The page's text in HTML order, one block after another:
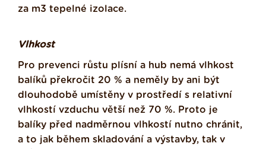
za m3 tepelné izolace.
Vlhkost
Pro prevenci růstu plísní a hub nemá vlhkost
balíků překročit 20 % a neměly by ani být
dlouhodobě umístěny v prostředí s relativní
vlhkostí vzduchu větší než 70 %. Proto je
balíky před nadměrnou vlhkostí nutno chránit,
a to jak během skladování a výstavby, tak v